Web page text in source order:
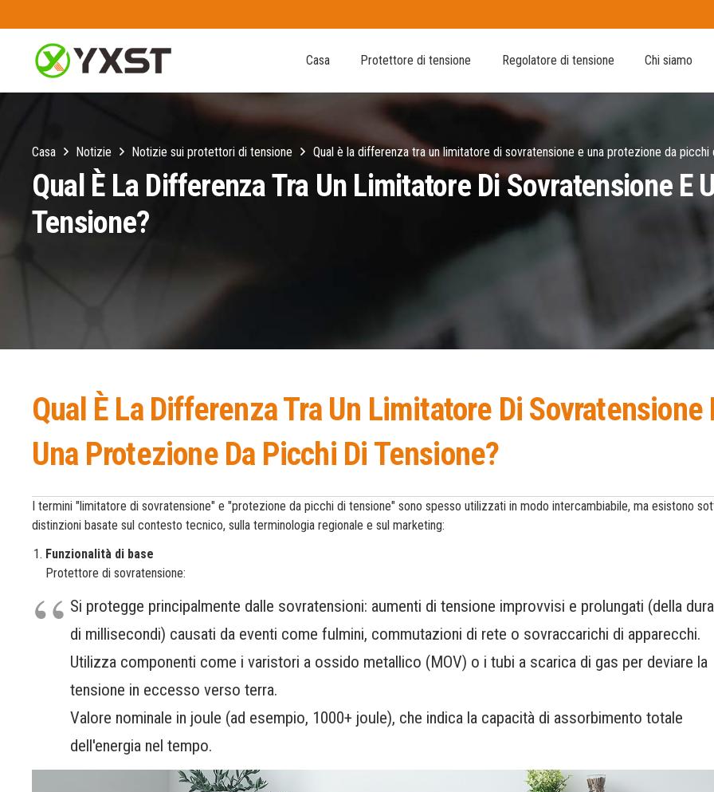
Casa Protettore di tensione Regolatore di tensione Chi siamo
Casa Notizie Notizie sui protettori di tensione Qual è la differenza tra un limitatore di sovratensione e una protezione da picchi
Qual È La Differenza Tra Un Limitatore Di Sovratensione E
Tensione?
Qual È La Differenza Tra Un Limitatore Di Sovratensione
Una Protezione Da Picchi Di Tensione?
I termini "limitatore di sovratensione" e "protezione da picchi di tensione" sono spesso utilizzati in modo intercambiabile, ma esistono
distinzioni basate sul contesto tecnico, sulla terminologia regionale e sul marketing:
Funzionalità di base
Protettore di sovratensione:
Si protegge principalmente dalle sovratensioni: aumenti di tensione improvvisi e prolungati (della
di millisecondi) causati da eventi come fulmini, commutazioni di rete o sovraccarichi di apparecchi.
Utilizza componenti come i varistori a ossido metallico (MOV) o i tubi a scarica di gas per deviare la
tensione in eccesso verso terra.
Valore nominale in joule (ad esempio, 1000+ joule), che indica la capacità di assorbimento totale
dell'energia nel tempo.